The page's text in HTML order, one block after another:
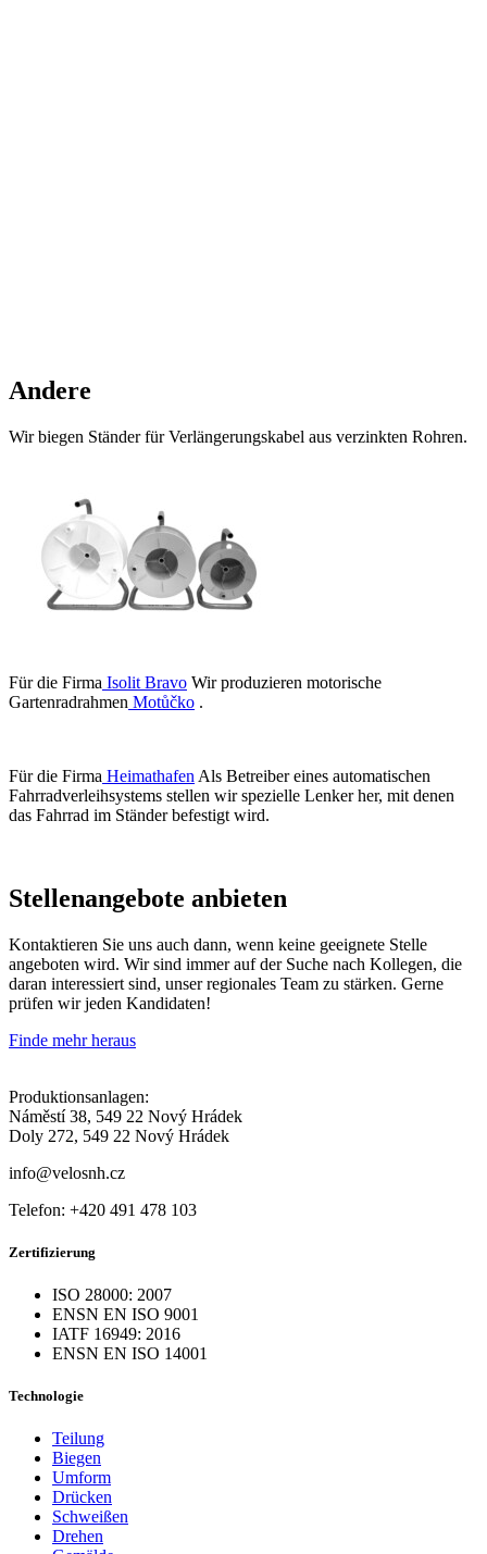
Andere
Wir biegen Ständer für Verlängerungskabel aus verzinkten Rohren.
Für die Firma Isolit Bravo Wir produzieren motorische
Gartenradrahmen Motůčko .
Für die Firma Heimathafen Als Betreiber eines automatischen
Fahrradverleihsystems stellen wir spezielle Lenker her, mit denen
das Fahrrad im Ständer befestigt wird.
Stellenangebote anbieten
Kontaktieren Sie uns auch dann, wenn keine geeignete Stelle
angeboten wird. Wir sind immer auf der Suche nach Kollegen, die
daran interessiert sind, unser regionales Team zu stärken. Gerne
prüfen wir jeden Kandidaten!
Finde mehr heraus
Produktionsanlagen:
Náměstí 38, 549 22 Nový Hrádek
Doly 272, 549 22 Nový Hrádek
info@velosnh.cz
Telefon: +420 491 478 103
Zertifizierung
ISO 28000: 2007
ENSN EN ISO 9001
IATF 16949: 2016
ENSN EN ISO 14001
Technologie
Teilung
Biegen
Umform
Drücken
Schweißen
Drehen